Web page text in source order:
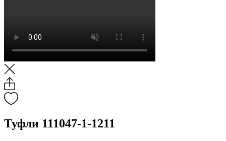
Туфли 111047-1-1211